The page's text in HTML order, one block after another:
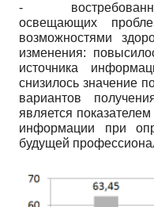
-
освещающих
возможностями
изменения:
источника
снизилось значение
вариантов
является
информации при
будущей